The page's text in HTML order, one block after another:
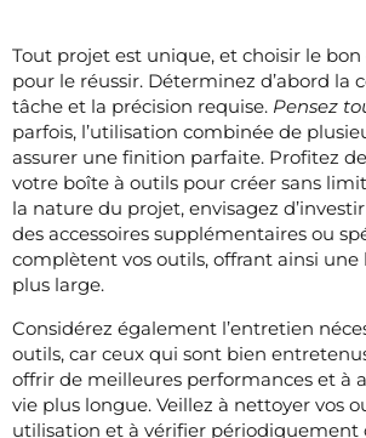
Tout projet est unique, et choisir le
pour le réussir. Déterminez d’abord la
tâche et la précision requise. Pensez
parfois, l’utilisation combinée de
assurer une finition parfaite. Profitez
votre boîte à outils pour créer sans
la nature du projet, envisagez
des accessoires supplémentaires ou
complètent vos outils, offrant ainsi
plus large.
Considérez également l’entretien
outils, car ceux qui sont bien
offrir de meilleures performances et à
vie plus longue. Veillez à nettoyer vos
utilisation et à vérifier périodiquement